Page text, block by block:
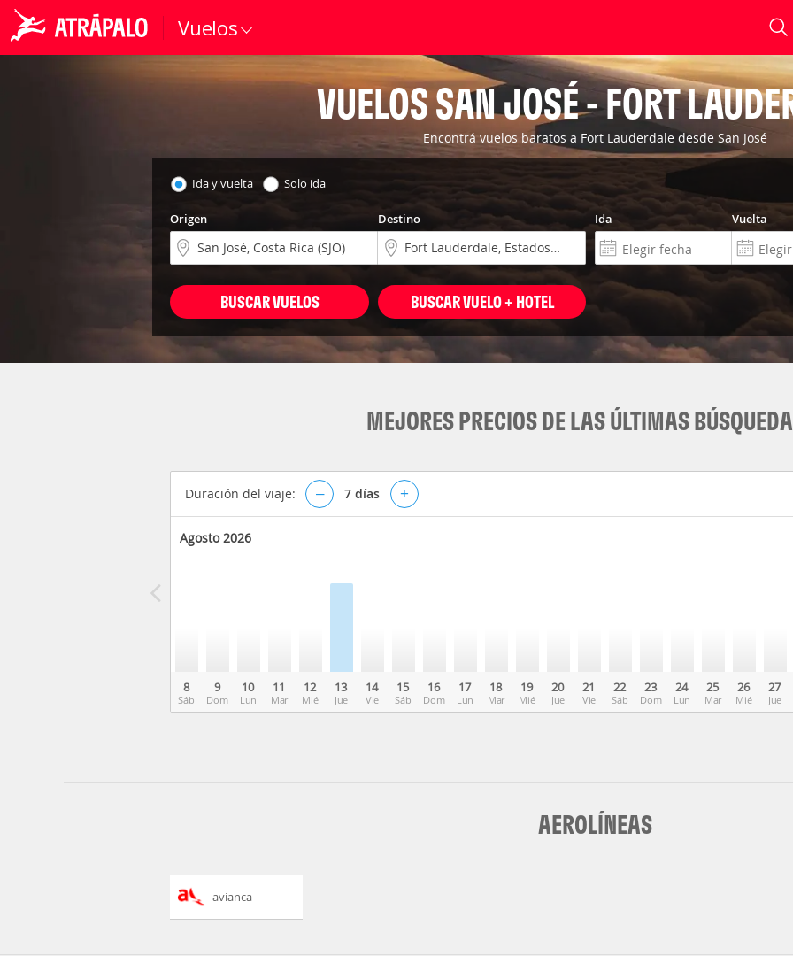
Vuelos
VUELOS SAN JOSÉ - FORT
Encontrá vuelos baratos a Fort Lauderdale desde San José
Ida y vuelta Solo ida
Origen Destino Ida Vuelta
BUSCAR VUELOS BUSCAR VUELO + HOTEL
MEJORES PRECIOS DE LAS ÚLTIMAS
Duración del viaje: – 7 días +
Agosto 2026
8
Sáb
9
Dom
10
Lun
11
Mar
12
Mié
13
Jue
14
Vie
15
Sáb
16
Dom
17
Lun
18
Mar
19
Mié
20
Jue
21
Vie
22
Sáb
23
Dom
24
Lun
25
Mar
26
Mié
27
Jue
AEROLÍNEAS
avianca